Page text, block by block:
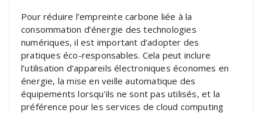
Pour réduire l’empreinte carbone liée à la
consommation d’énergie des technologies
numériques, il est important d’adopter des
pratiques éco-responsables. Cela peut inclure
l’utilisation d’appareils électroniques économes en
énergie, la mise en veille automatique des
équipements lorsqu’ils ne sont pas utilisés, et la
préférence pour les services de cloud computing